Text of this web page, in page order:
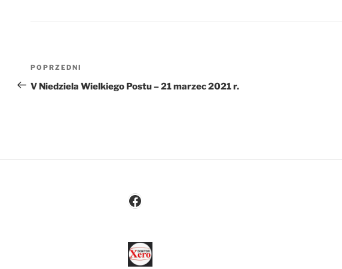
Nawigacja
wpisu
Poprzedni
wpis
POPRZEDNI
V Niedziela Wielkiego Postu – 21 marzec 2021 r.
Facebook